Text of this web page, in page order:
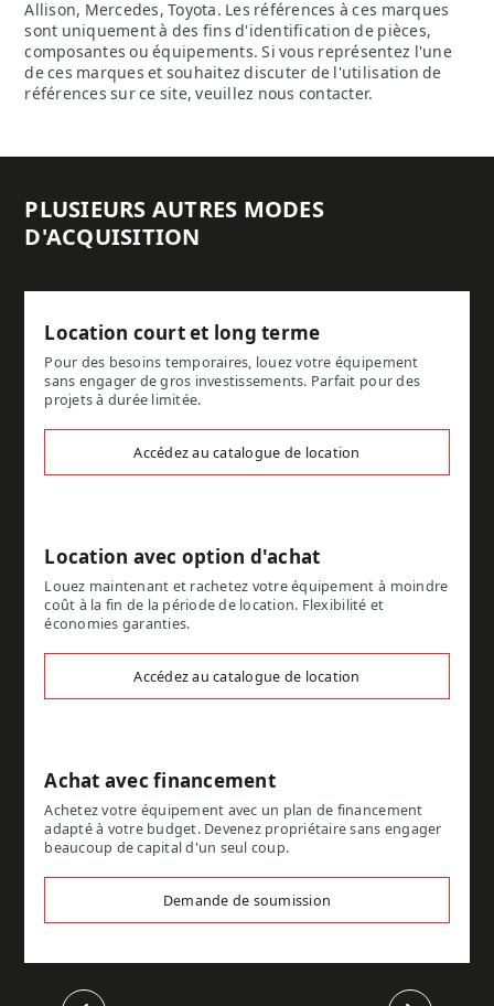
Allison, Mercedes, Toyota. Les références à ces marques
sont uniquement à des fins d'identification de pièces,
composantes ou équipements. Si vous représentez l'une
de ces marques et souhaitez discuter de l'utilisation de
références sur ce site, veuillez nous contacter.
PLUSIEURS AUTRES MODES
D'ACQUISITION
Location court et long terme
Pour des besoins temporaires, louez votre équipement
sans engager de gros investissements. Parfait pour des
projets à durée limitée.
Accédez au catalogue de location
Location avec option d'achat
Louez maintenant et rachetez votre équipement à moindre
coût à la fin de la période de location. Flexibilité et
économies garanties.
Accédez au catalogue de location
Achat avec financement
Achetez votre équipement avec un plan de financement
adapté à votre budget. Devenez propriétaire sans engager
beaucoup de capital d'un seul coup.
Demande de soumission